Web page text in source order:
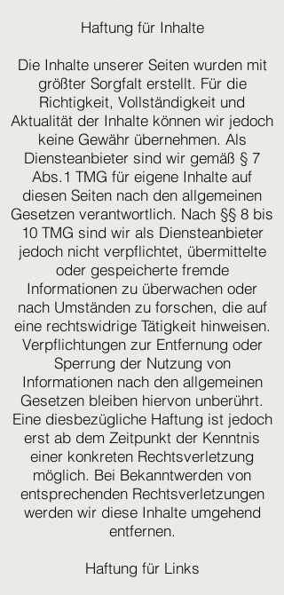
Haftung für Inhalte
Die Inhalte unserer Seiten wurden mit
größter Sorgfalt erstellt. Für die
Richtigkeit, Vollständigkeit und
Aktualität der Inhalte können wir jedoch
keine Gewähr übernehmen. Als
Diensteanbieter sind wir gemäß § 7
Abs.1 TMG für eigene Inhalte auf
diesen Seiten nach den allgemeinen
Gesetzen verantwortlich. Nach §§ 8 bis
10 TMG sind wir als Diensteanbieter
jedoch nicht verpflichtet, übermittelte
oder gespeicherte fremde
Informationen zu überwachen oder
nach Umständen zu forschen, die auf
eine rechtswidrige Tätigkeit hinweisen.
Verpflichtungen zur Entfernung oder
Sperrung der Nutzung von
Informationen nach den allgemeinen
Gesetzen bleiben hiervon unberührt.
Eine diesbezügliche Haftung ist jedoch
erst ab dem Zeitpunkt der Kenntnis
einer konkreten Rechtsverletzung
möglich. Bei Bekanntwerden von
entsprechenden Rechtsverletzungen
werden wir diese Inhalte umgehend
entfernen.
Haftung für Links